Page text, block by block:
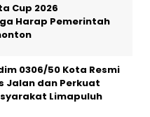
Cup 2026
Harap Pemerintah
0306/50 Kota Resmi
Jalan dan Perkuat
Limapuluh